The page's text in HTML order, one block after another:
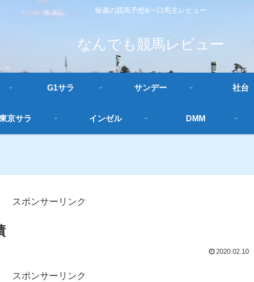
毎週の競馬予想&一口馬主レビュー
なんでも競馬レビュー
G1サラ サンデー 社台
京サラ インゼル DMM
スポンサーリンク
2020.02.10
スポンサーリンク